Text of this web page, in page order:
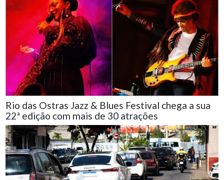
Rio das Ostras Jazz & Blues Festival chega a sua
22ª edição com mais de 30 atrações